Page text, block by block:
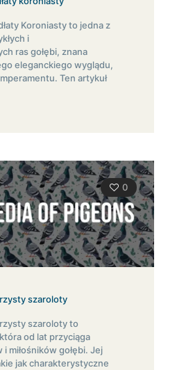
Koroniasty to jedna z
i
ras gołębi, znana
eleganckiego wyglądu,
Ten artykuł
0
szaroloty
szaroloty to
od lat przyciąga
miłośników gołębi. Jej
jak charakterystyczne